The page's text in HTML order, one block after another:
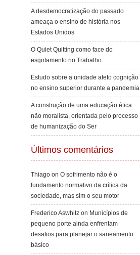
A desdemocratização do passado
ameaça o ensino de história nos
Estados Unidos
O Quiet Quitting como face do
esgotamento no Trabalho
Estudo sobre a unidade afeto cognição
no ensino superior durante a pandemia
A construção de uma educação ética
não moralista, orientada pelo processo
de humanização do Ser
Últimos comentários
Thiago on O sofrimento não é o
fundamento normativo da crítica da
sociedade, mas sim o seu motor
Frederico Aswhitz on Municípios de
pequeno porte ainda enfrentam
desafios para planejar o saneamento
básico